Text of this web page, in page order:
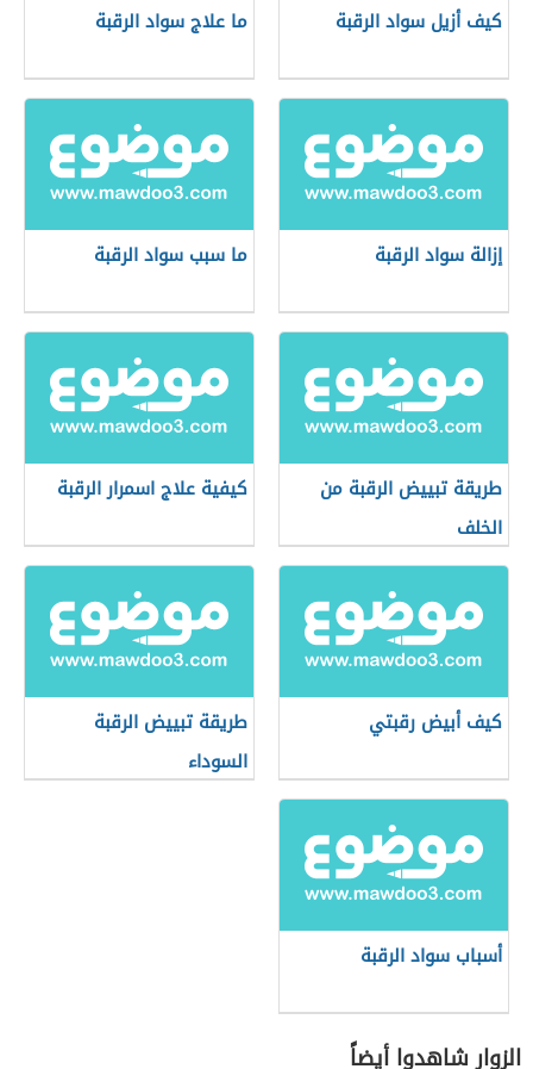
كيف أزيل سواد الرقبة ما علاج سواد الرقبة
إزالة سواد الرقبة ما سبب سواد الرقبة
طريقة تبييض الرقبة من
الخلف
كيفية علاج اسمرار الرقبة
كيف أبيض رقبتي
طريقة تبييض الرقبة
السوداء
أسباب سواد الرقبة
الزوار شاهدوا أيضاً